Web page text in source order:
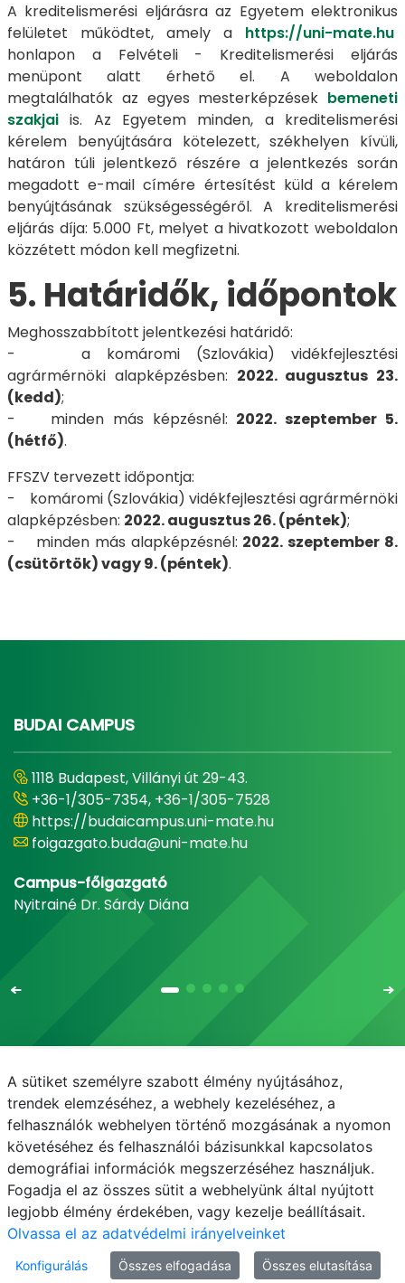
A kreditelismerési eljárásra az Egyetem elektronikus
felületet működtet, amely a https://uni-mate.hu
honlapon a Felvételi - Kreditelismerési eljárás
menüpont alatt érhető el. A weboldalon
megtalálhatók az egyes mesterképzések bemeneti
szakjaiis. Az Egyetem minden, a kreditelismerési
kérelem benyújtására kötelezett, székhelyen kívüli,
határon túli jelentkező részére a jelentkezés során
megadott e-mail címére értesítést küld a kérelem
benyújtásának szükségességéről. A kreditelismerési
eljárás díja: 5.000 Ft, melyet a hivatkozott weboldalon
közzétett módon kell megfizetni.
5. Határidők, időpontok
Meghosszabbított jelentkezési határidő:
- a komáromi (Szlovákia) vidékfejlesztési
agrármérnöki alapképzésben: 2022. augusztus 23.
(kedd);
- minden más képzésnél: 2022. szeptember 5.
(hétfő).
FFSZV tervezett időpontja:
- komáromi (Szlovákia) vidékfejlesztési agrármérnöki
alapképzésben: 2022. augusztus 26. (péntek);
- minden más alapképzésnél: 2022. szeptember 8.
(csütörtök) vagy 9. (péntek).
BUDAI CAMPUS
1118 Budapest, Villányi út 29-43.
+36-1/305-7354, +36-1/305-7528
https://budaicampus.uni-mate.hu
foigazgato.buda@uni-mate.hu
Campus-főigazgató
Nyitrainé Dr. Sárdy Diána
Email Telefonkönyv NEPTUN
E-learning
Médiaközpont
Informatikai Igazgatóság
Adatvédelem
A sütiket személyre szabott élmény nyújtásához,
trendek elemzéséhez, a webhely kezeléséhez, a
felhasználók webhelyen történő mozgásának a nyomon
követéséhez és felhasználói bázisunkkal kapcsolatos
demográfiai információk megszerzéséhez használjuk.
Fogadja el az összes sütit a webhelyünk által nyújtott
legjobb élmény érdekében, vagy kezelje beállításait.
Olvassa el az adatvédelmi irányelveinket
Konfigurálás Összes elfogadása Összes elutasítása